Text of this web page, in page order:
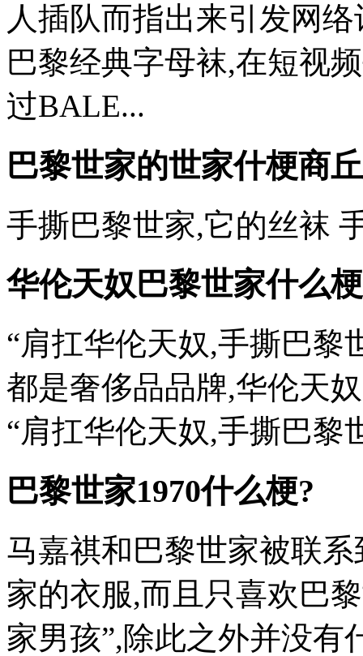
人插队而指出来引发网
巴黎经典字母袜,在短视
过BALE...
巴黎世家的世家什梗商
手撕巴黎世家,它的丝袜
华伦天奴巴黎世家什么
“肩扛华伦天奴,手撕巴黎
都是奢侈品品牌,华伦天
“肩扛华伦天奴,手撕巴黎
巴黎世家1970什么梗?
马嘉祺和巴黎世家被联
家的衣服,而且只喜欢巴
家男孩”,除此之外并没有